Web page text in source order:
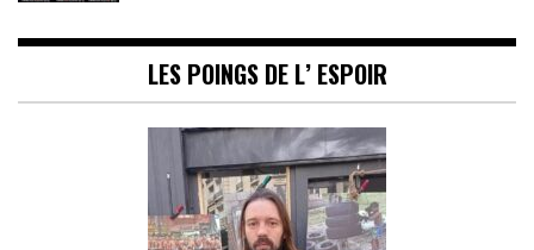
LES POINGS DE L’ ESPOIR